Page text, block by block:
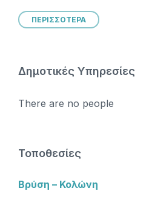
ΠΕΡΙΣΣΟΤΕΡΑ
Δημοτικές Υπηρεσίες
There are no people
Τοποθεσίες
Βρύση – Κολώνη